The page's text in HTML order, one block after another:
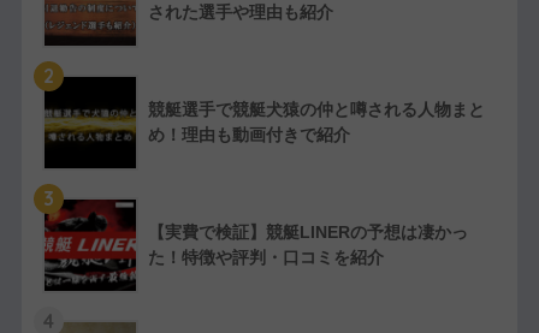
された選手や理由も紹介
2
競艇選手で競艇犬猿の仲と噂される人物まと
め！理由も動画付きで紹介
3
【実費で検証】競艇LINERの予想は凄かっ
た！特徴や評判・口コミを紹介
4